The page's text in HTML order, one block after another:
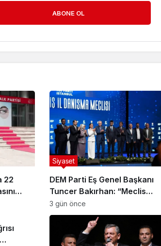
ABONE OL
22
DEM Parti Eş Genel Başkanı
Tuncer Bakırhan: “Meclis
kapanmadan çerçeve yasa
çıkarılmalıdır”
Siyaset
3 gün önce